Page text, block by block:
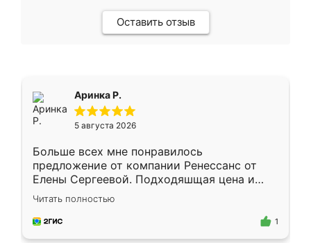
Оставить отзыв
Аринка Р.
5 августа 2026
Больше всех мне понравилось
предложение от компании Ренессанс от
Елены Сергеевой. Подходяшщая цена и
короткие сроки изготовления. Приехавший
для замера сотрудник Владислав
предложил по моему эскизу самый
Читать полностью
1